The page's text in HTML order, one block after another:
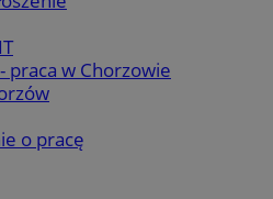
praca w Chorzowie
o pracę